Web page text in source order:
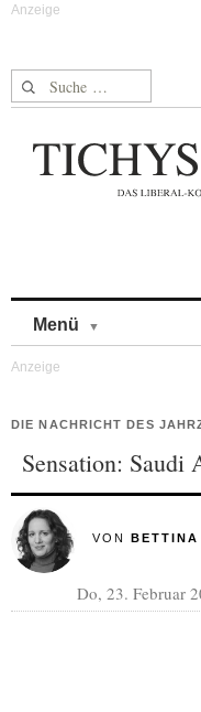
Suche nach:
Menü
DIE NACHRICHT DES
Sensation: Saudi
VON BETTINA
Do, 23. Februar